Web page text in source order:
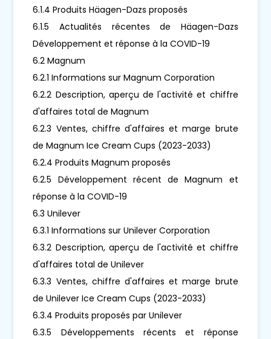
6.1.4 Produits Häagen-Dazs proposés
6.1.5 Actualités récentes de Häagen-Dazs
Développement et réponse à la COVID-19
6.2 Magnum
6.2.1 Informations sur Magnum Corporation
6.2.2 Description, aperçu de l'activité et chiffre
d'affaires total de Magnum
6.2.3 Ventes, chiffre d'affaires et marge brute
de Magnum Ice Cream Cups (2023-2033)
6.2.4 Produits Magnum proposés
6.2.5 Développement récent de Magnum et
réponse à la COVID-19
6.3 Unilever
6.3.1 Informations sur Unilever Corporation
6.3.2 Description, aperçu de l'activité et chiffre
d'affaires total de Unilever
6.3.3 Ventes, chiffre d'affaires et marge brute
de Unilever Ice Cream Cups (2023-2033)
6.3.4 Produits proposés par Unilever
6.3.5 Développements récents et réponse